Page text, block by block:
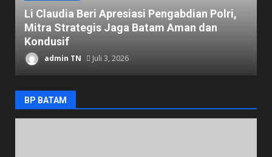
Li Claudia Beri Apresiasi Pengabdian Polri,
Mitra Strategis Jaga Batam Aman dan
Kondusif
admin TN Juli 3, 2026
BP BATAM